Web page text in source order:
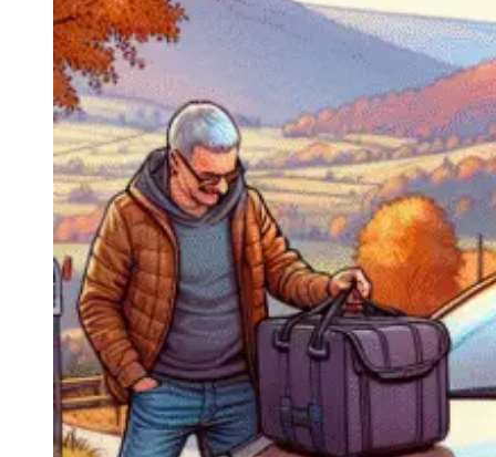
Navigatie Audi A4 B6
Navigatie Audi A6 C5
Navigatie Audi A6 C6
Navigatie Audi A6 C7
Navigatie Audi Q5
Ford
Navigație Ford Fiesta
Navigație Ford Focus 1
Navigație Ford Focus 2
Navigație Ford Focus MK3
Navigație Ford Mondeo MK3
Navigație Ford Mondeo MK4
Navigație Ford Transit
Mercedes
Navigație Mercedes C Class W203
Navigație Mercedes C Class W204
Navigație Mercedes W203
Navigație Mercedes W204
Navigație Mercedes W211